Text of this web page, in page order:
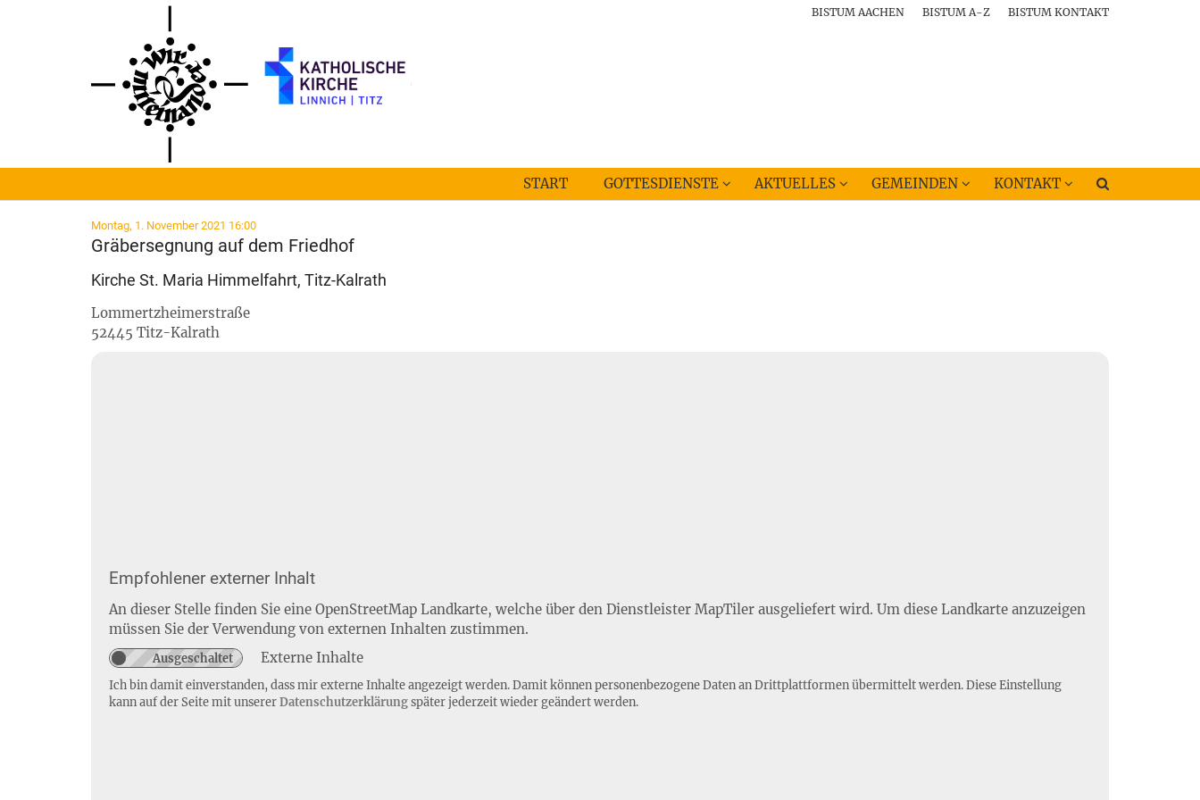
BISTUM AACHEN BISTUM A-Z BISTUM KONTAKT
START GOTTESDIENSTE AKTUELLES GEMEINDEN KONTAKT
Montag, 1. November 2021 16:00:
Gräbersegnung auf dem Friedhof
Kirche St. Maria Himmelfahrt, Titz-Kalrath
Lommertzheimerstraße
52445 Titz-Kalrath
Empfohlener externer Inhalt
An dieser Stelle finden Sie eine OpenStreetMap Landkarte, welche über den Dienstleister MapTiler ausgeliefert wird. Um diese Landkarte anzuzeigen
müssen Sie der Verwendung von externen Inhalten zustimmen.
Externe Inhalte
Ich bin damit einverstanden, dass mir externe Inhalte angezeigt werden. Damit können personenbezogene Daten an Drittplattformen übermittelt werden. Diese Einstellung
kann auf der Seite mit unsererDatenschutzerklärungspäter jederzeit wieder geändert werden.